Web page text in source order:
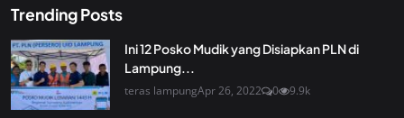
Trending Posts
Ini 12 Posko Mudik yang Disiapkan PLN di
Lampung...
teras lampungApr 26, 2022 0 9.9k